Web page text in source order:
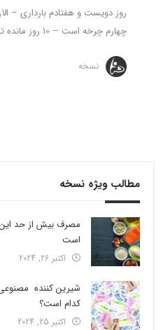
چهارم چرخه است – 10 روز مانده تا ...
نسخه
مطالب ویژه نسخه
است
اکتبر 26, 2024
شیرین کننده
کدام است؟
اکتبر 25, 2024